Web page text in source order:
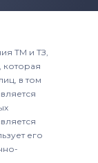
Acer
ТМ и ТЗ,
которая
в том
его